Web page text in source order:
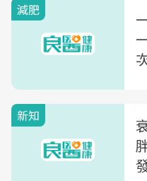
減肥
新知